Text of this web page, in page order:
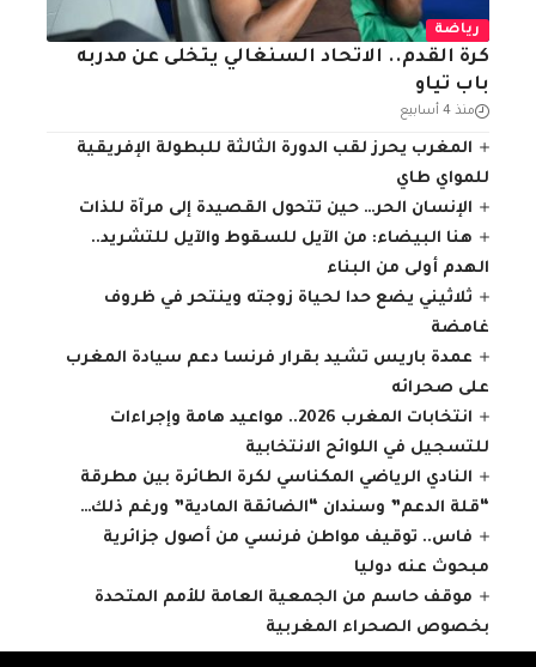
رياضة
كرة القدم.. الاتحاد السنغالي يتخلى عن مدربه
باب تياو
منذ 4 أسابيع
المغرب يحرز لقب الدورة الثالثة للبطولة الإفريقية
للمواي طاي
الإنسان الحر… حين تتحول القصيدة إلى مرآة للذات
هنا البيضاء: من الآيل للسقوط والآيل للتشريد..
الهدم أولى من البناء
ثلاثيني يضع حدا لحياة زوجته وينتحر في ظروف
غامضة
عمدة باريس تشيد بقرار فرنسا دعم سيادة المغرب
على صحرائه
انتخابات المغرب 2026.. مواعيد هامة وإجراءات
للتسجيل في اللوائح الانتخابية
النادي الرياضي المكناسي لكرة الطائرة بين مطرقة
“قلة الدعم” وسندان “الضائقة المادية” ورغم ذلك…
فاس.. توقيف مواطن فرنسي من أصول جزائرية
مبحوث عنه دوليا
موقف حاسم من الجمعية العامة للأمم المتحدة
بخصوص الصحراء المغربية